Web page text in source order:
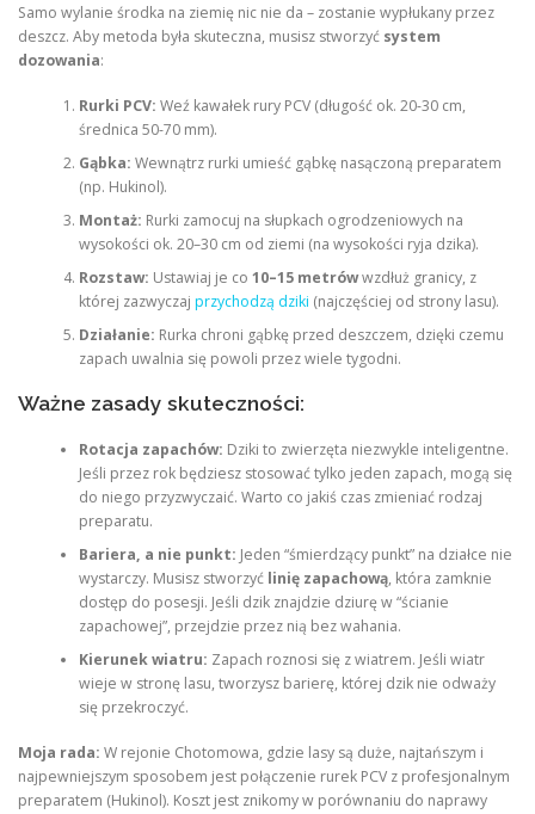
Samo wylanie środka na ziemię nic nie da – zostanie wypłukany przez
deszcz. Aby metoda była skuteczna, musisz stworzyć system
dozowania:
Rurki PCV: Weź kawałek rury PCV (długość ok. 20-30 cm,
średnica 50-70 mm).
Gąbka: Wewnątrz rurki umieść gąbkę nasączoną preparatem
(np. Hukinol).
Montaż: Rurki zamocuj na słupkach ogrodzeniowych na
wysokości ok. 20–30 cm od ziemi (na wysokości ryja dzika).
Rozstaw: Ustawiaj je co 10–15 metrówwzdłuż granicy, z
której zazwyczaj przychodzą dziki (najczęściej od strony lasu).
Działanie: Rurka chroni gąbkę przed deszczem, dzięki czemu
zapach uwalnia się powoli przez wiele tygodni.
Ważne zasady skuteczności:
Rotacja zapachów: Dziki to zwierzęta niezwykle inteligentne.
Jeśli przez rok będziesz stosować tylko jeden zapach, mogą się
do niego przyzwyczaić. Warto co jakiś czas zmieniać rodzaj
preparatu.
Bariera, a nie punkt: Jeden “śmierdzący punkt” na działce nie
wystarczy. Musisz stworzyć linię zapachową, która zamknie
dostęp do posesji. Jeśli dzik znajdzie dziurę w “ścianie
zapachowej”, przejdzie przez nią bez wahania.
Kierunek wiatru: Zapach roznosi się z wiatrem. Jeśli wiatr
wieje w stronę lasu, tworzysz barierę, której dzik nie odważy
się przekroczyć.
Moja rada: W rejonie Chotomowa, gdzie lasy są duże, najtańszym i
najpewniejszym sposobem jest połączenie rurek PCV z profesjonalnym
preparatem (Hukinol). Koszt jest znikomy w porównaniu do naprawy